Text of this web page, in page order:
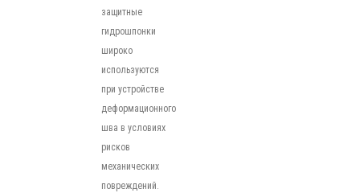
защитные
гидрошпонки
широко
используются
при устройстве
деформационного
шва в условиях
рисков
механических
повреждений.